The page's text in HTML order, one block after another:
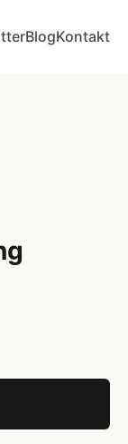
BlogKontakt